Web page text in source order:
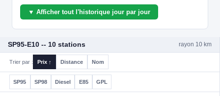
▼ Afficher tout l'historique jour par jour
SP95-E10 -- 10 stations rayon 10 km
Trier par : Prix ↑ Distance Nom
SP95 SP98 Diesel E85 GPL